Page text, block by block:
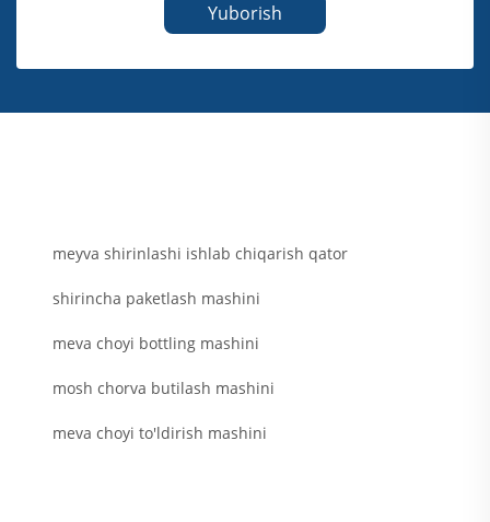
Yuborish
meyva shirinlashi ishlab chiqarish qator
shirincha paketlash mashini
meva choyi bottling mashini
mosh chorva butilash mashini
meva choyi to'ldirish mashini